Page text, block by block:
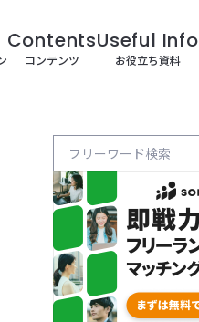
Contents
コンテンツ
Useful Info
お役立ち資料